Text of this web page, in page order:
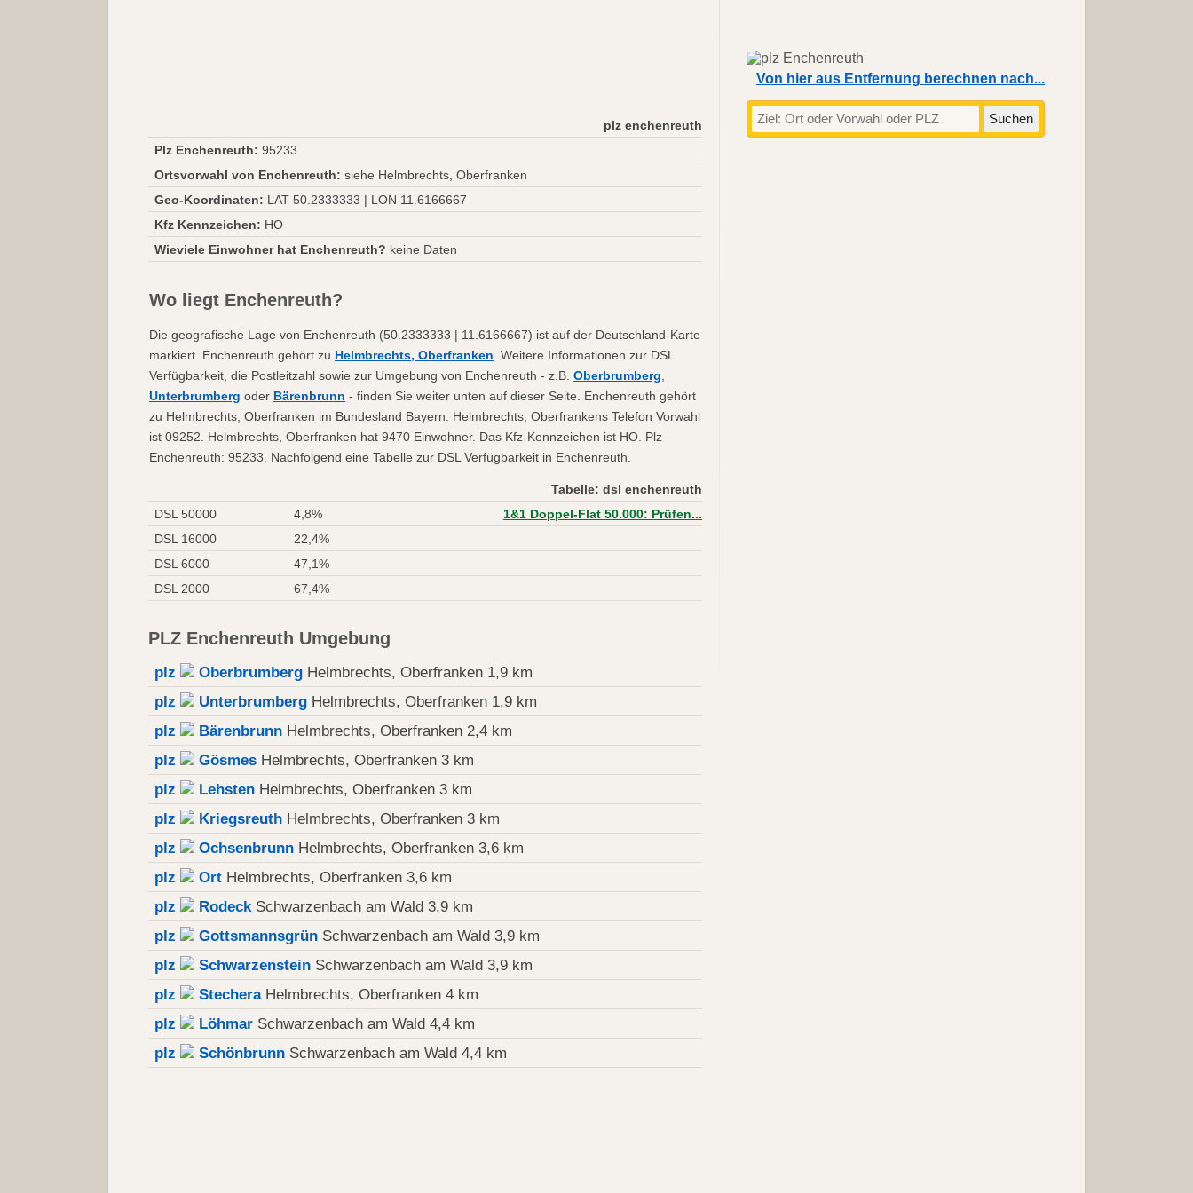
plz enchenreuth
Plz Enchenreuth: 95233
Ortsvorwahl von Enchenreuth: siehe Helmbrechts, Oberfranken
Geo-Koordinaten: LAT 50.2333333 | LON 11.6166667
Kfz Kennzeichen: HO
Wieviele Einwohner hat Enchenreuth? keine Daten
Wo liegt Enchenreuth?
Die geografische Lage von Enchenreuth (50.2333333 | 11.6166667) ist auf der Deutschland-Karte
markiert. Enchenreuth gehört zu Helmbrechts, Oberfranken . Weitere Informationen zur DSL
Verfügbarkeit, die Postleitzahl sowie zur Umgebung von Enchenreuth - z.B. Oberbrumberg
Unterbrumberg oder Bärenbrunn - finden Sie weiter unten auf dieser Seite. Enchenreuth gehört
zu Helmbrechts, Oberfranken im Bundesland Bayern. Helmbrechts, Oberfrankens Telefon Vorwahl
ist 09252. Helmbrechts, Oberfranken hat 9470 Einwohner. Das Kfz-Kennzeichen ist HO. Plz
Enchenreuth: 95233. Nachfolgend eine Tabelle zur DSL Verfügbarkeit in Enchenreuth.
Tabelle: dsl enchenreuth
DSL 50000
4,8%
1&1 Doppel-Flat 50.000: Prüfen...
DSL 16000
22,4%
DSL 6000
47,1%
DSL 2000
67,4%
PLZ Enchenreuth Umgebung
plz Oberbrumberg Helmbrechts, Oberfranken 1,9 km
plz
Unterbrumberg Helmbrechts, Oberfranken 1,9 km
plz
Bärenbrunn Helmbrechts, Oberfranken 2,4 km
plz
Gösmes Helmbrechts, Oberfranken 3 km
plz
Lehsten Helmbrechts, Oberfranken 3 km
plz
Kriegsreuth Helmbrechts, Oberfranken 3 km
plz
Ochsenbrunn Helmbrechts, Oberfranken 3,6 km
plz
Ort Helmbrechts, Oberfranken 3,6 km
plz
RodeckSchwarzenbach am Wald 3,9 km
plz
Gottsmannsgrün Schwarzenbach am Wald 3,9 km
plz
Schwarzenstein Schwarzenbach am Wald 3,9 km
plz
StecheraHelmbrechts, Oberfranken 4 km
plz
Löhmar Schwarzenbach am Wald 4,4 km
plz
Schönbrunn Schwarzenbach am Wald 4,4 km
Von hier aus Entfernung berechnen nach...